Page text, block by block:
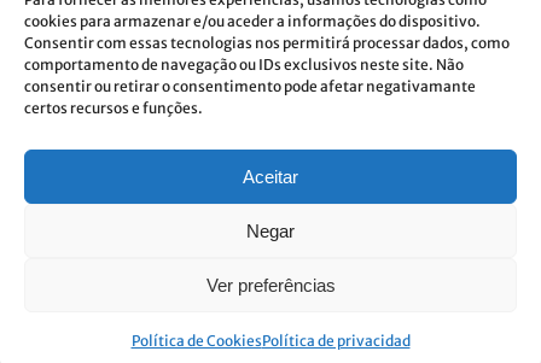
cookies para armazenar e/ou aceder a informações do dispositivo.
Consentir com essas tecnologias nos permitirá processar dados, como
comportamento de navegação ou IDs exclusivos neste site. Não
consentir ou retirar o consentimento pode afetar negativamante
certos recursos e funções.
Aceitar
Negar
Ver preferências
Política de CookiesPolítica de privacidad
Doy mi consentimiento para el tratamiento de datos y
acepto la política de privacidad.*
Costa Verde se compromete a aplicar el RGPD. Para procesar sus datos
nuestra política de privacidad.
© Built with passion. All rights reservedLink&Grow